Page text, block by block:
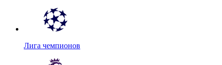
Лига чемпионов